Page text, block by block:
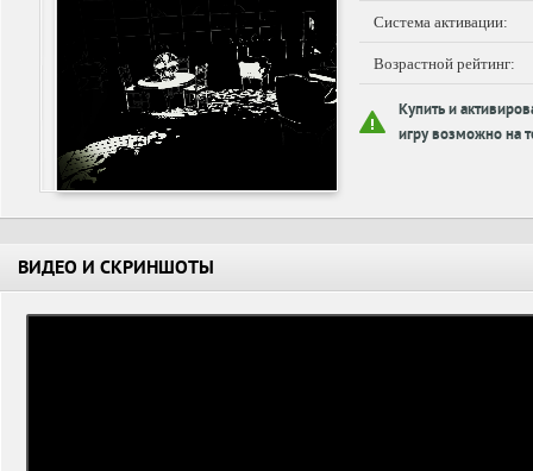
Система активации:
Возрастной рейтинг:
Купить и
игру возможно на
ВИДЕО И СКРИНШОТЫ